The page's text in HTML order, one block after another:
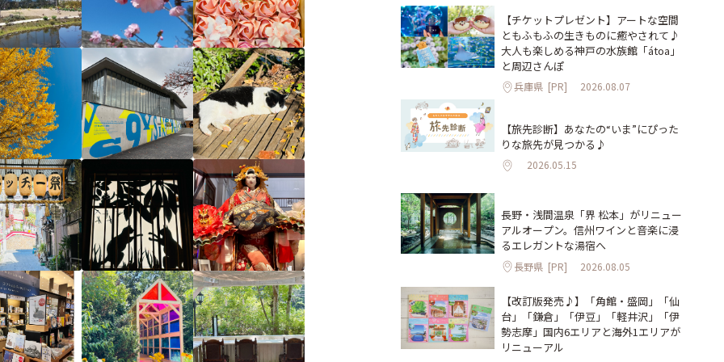
【チケットプレゼント】アートな空間
ともふもふの生きものに癒やされて♪
大人も楽しめる神戸の水族館「átoa」
と周辺さんぽ
兵庫県 [PR] 2026.08.07
【旅先診断】あなたの“いま”にぴった
りな旅先が見つかる♪
2026.05.15
長野・浅間温泉「界 松本」がリニュー
アルオープン。信州ワインと音楽に浸
るエレガントな湯宿へ
長野県 [PR] 2026.08.05
【改訂版発売♪】「角館・盛岡」「仙
台」「鎌倉」「伊豆」「軽井沢」「伊
勢志摩」国内6エリアと海外1エリアが
リニューアル